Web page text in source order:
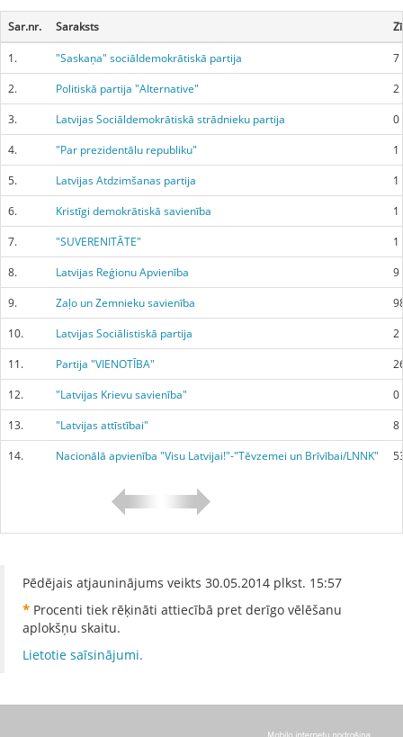
Sar.nr. Saraksts
1. "Saskaņa" sociāldemokrātiskā partija
7
2.
Politiskā partija "Alternative"
2
3.
Latvijas Sociāldemokrātiskā strādnieku partija
0
4.
"Par prezidentālu republiku"
1
5.
Latvijas Atdzimšanas partija
1
6.
Kristīgi demokrātiskā savienība
1
7.
"SUVERENITĀTE"
1
8.
Latvijas Reģionu Apvienība
9
9.
Zaļo un Zemnieku savienība
10.
Latvijas Sociālistiskā partija
2
11.
Partija "VIENOTĪBA"
12.
"Latvijas Krievu savienība"
0
13.
"Latvijas attīstībai"
8
14.
Nacionālā apvienība "Visu Latvijai!"-"Tēvzemei un Brīvībai/LNNK"
Pēdējais atjauninājums veikts 30.05.2014 plkst. 15:57
* Procenti tiek rēķināti attiecībā pret derīgo vēlēšanu
aplokšņu skaitu.
Lietotie saīsinājumi.